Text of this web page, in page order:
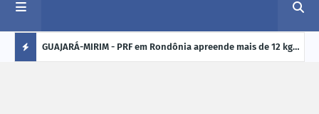
kg de GUAJARÁ-MIRIM - PRF em Rondônia apreende mais de 12 kg